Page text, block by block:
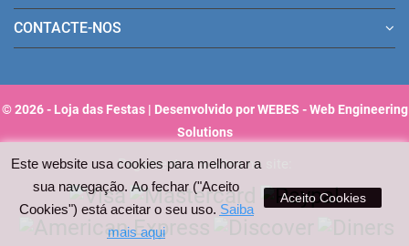
Este website usa cookies para melhorar a
sua navegação. Ao fechar ("Aceito
Cookies") está aceitar o seu uso. Saiba
mais aqui
Aceito Cookies
CONTACTE-NOS
© 2026 - Loja das Festas | Desenvolvido por WEBES - Web Engineering
Solutions
Pagamentos aceites no site: